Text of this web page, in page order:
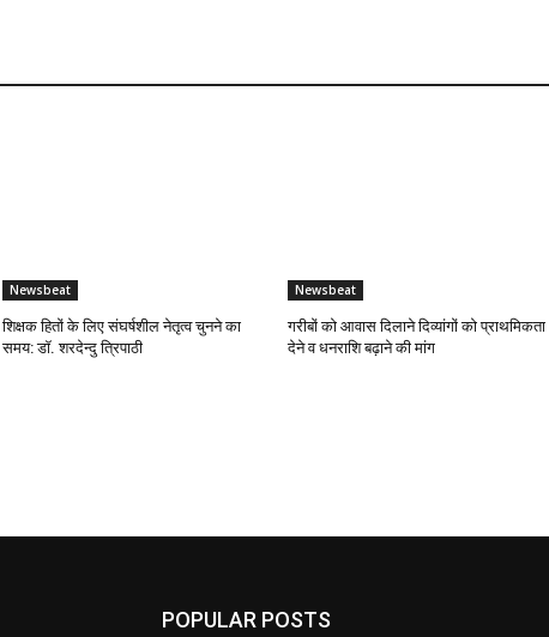
Newsbeat
शिक्षक हितों के लिए संघर्षशील नेतृत्व चुनने का
समय: डॉ. शरदेन्दु त्रिपाठी
Newsbeat
गरीबों को आवास दिलाने दिव्यांगों को प्राथमिकता
देने व धनराशि बढ़ाने की मांग
POPULAR POSTS